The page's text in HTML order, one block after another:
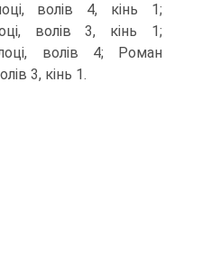
волів 4, кінь 1;
волів 3, кінь 1;
волів 4; Роман
3, кінь 1.